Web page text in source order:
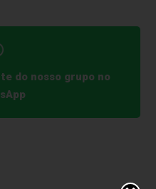
do nosso grupo no